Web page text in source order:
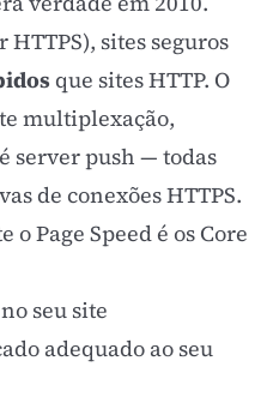
sites seguros
que sites HTTP. O
multiplexação,
server push — todas
de conexões HTTPS.
oPage Speedé os Core
seu site
adequado ao seu